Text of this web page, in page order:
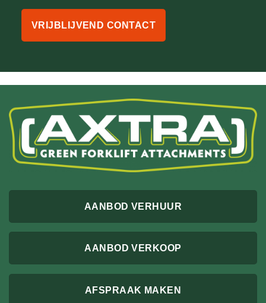
VRIJBLIJVEND CONTACT
AANBOD VERHUUR
AANBOD VERKOOP
AFSPRAAK MAKEN